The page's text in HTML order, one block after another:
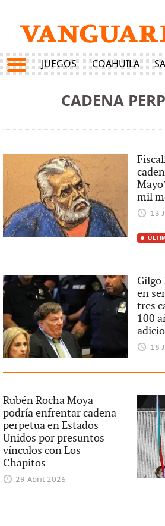
JUEGOS COAHUILA
CADENA
mil
13
Gilgo
en
tres
100
18
Rubén Rocha Moya
podría enfrentar cadena
perpetua en Estados
Unidos por presuntos
vínculos con Los
Chapitos
29 Abril 2026